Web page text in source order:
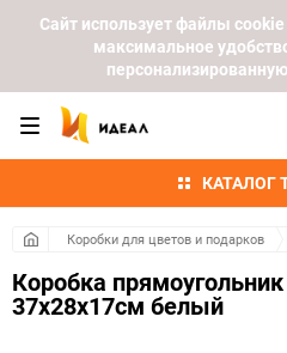
Cайт использует файлы
максимальное
КАТАЛОГ
Коробки для цветов и подарков
Коробка
37х28х17см белый